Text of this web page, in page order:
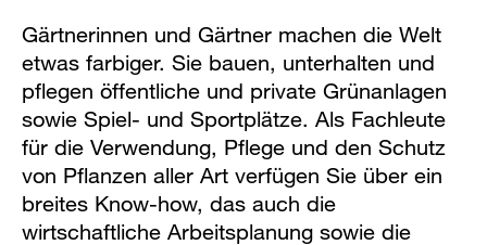
Gärtnerinnen und Gärtner machen die Welt
etwas farbiger. Sie bauen, unterhalten und
pflegen öffentliche und private Grünanlagen
sowie Spiel- und Sportplätze. Als Fachleute
für die Verwendung, Pflege und den Schutz
von Pflanzen aller Art verfügen Sie über ein
breites Know-how, das auch die
wirtschaftliche Arbeitsplanung sowie die